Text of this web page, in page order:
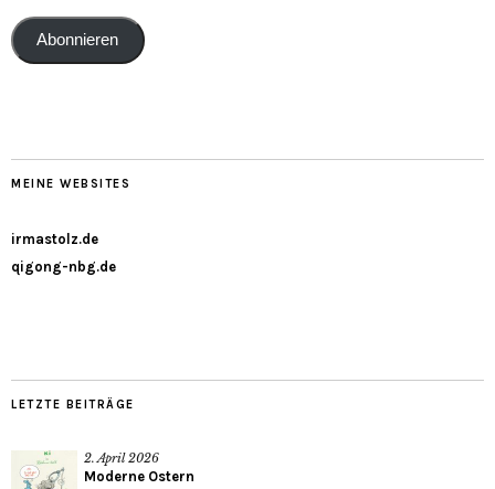
Abonnieren
MEINE WEBSITES
irmastolz.de
qigong-nbg.de
LETZTE BEITRÄGE
2. April 2026
Moderne Ostern